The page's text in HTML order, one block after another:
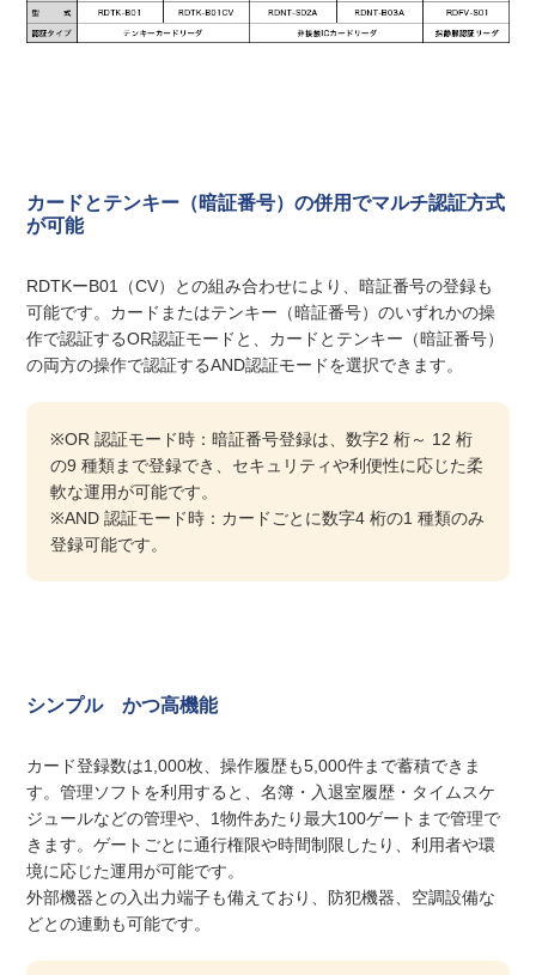
カードとテンキー（暗証番号）の併用でマルチ認証方式
が可能
RDTKーB01（CV）との組み合わせにより、暗証番号の登録も
可能です。カードまたはテンキー（暗証番号）のいずれかの操
作で認証するOR認証モードと、カードとテンキー（暗証番号）
の両方の操作で認証するAND認証モードを選択できます。
※OR 認証モード時：暗証番号登録は、数字2 桁～ 12 桁
の9 種類まで登録でき、セキュリティや利便性に応じた柔
軟な運用が可能です。
※AND 認証モード時：カードごとに数字4 桁の1 種類のみ
登録可能です。
シンプル かつ高機能
カード登録数は1,000枚、操作履歴も5,000件まで蓄積できま
す。管理ソフトを利用すると、名簿・入退室履歴・タイムスケ
ジュールなどの管理や、1物件あたり最大100ゲートまで管理で
きます。ゲートごとに通行権限や時間制限したり、利用者や環
境に応じた運用が可能です。
外部機器との入出力端子も備えており、防犯機器、空調設備な
どとの連動も可能です。